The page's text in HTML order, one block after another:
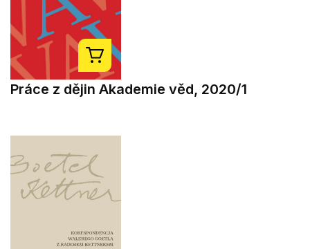
Práce z dějin Akademie věd, 2020/1